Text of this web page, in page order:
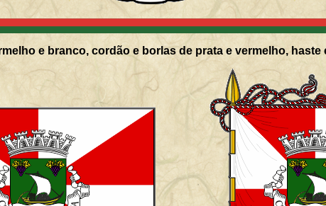
e branco, cordão e borlas de prata e vermelho, haste